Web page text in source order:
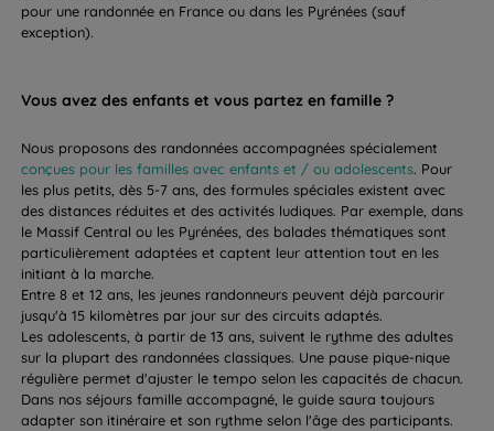
pour une randonnée en France ou dans les Pyrénées (sauf
exception).
Vous avez des enfants et vous partez en famille ?
Nous proposons des randonnées accompagnées spécialement
conçues pour les familles avec enfants et / ou adolescents. Pour
les plus petits, dès 5-7 ans, des formules spéciales existent avec
des distances réduites et des activités ludiques. Par exemple, dans
le Massif Central ou les Pyrénées, des balades thématiques sont
particulièrement adaptées et captent leur attention tout en les
initiant à la marche.
Entre 8 et 12 ans, les jeunes randonneurs peuvent déjà parcourir
jusqu'à 15 kilomètres par jour sur des circuits adaptés.
Les adolescents, à partir de 13 ans, suivent le rythme des adultes
sur la plupart des randonnées classiques. Une pause pique-nique
régulière permet d'ajuster le tempo selon les capacités de chacun.
Dans nos séjours famille accompagné, le guide saura toujours
adapter son itinéraire et son rythme selon l'âge des participants.